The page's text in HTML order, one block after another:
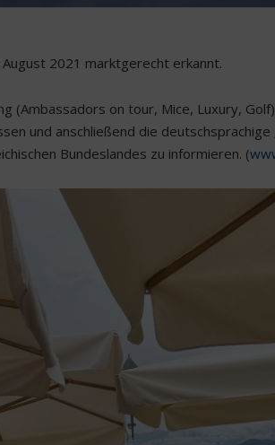
2021 marktgerecht erkannt.
(Ambassadors on tour, Mice, Luxury,
und anschließend die deutschsprachige
Bundeslandes zu informieren. (